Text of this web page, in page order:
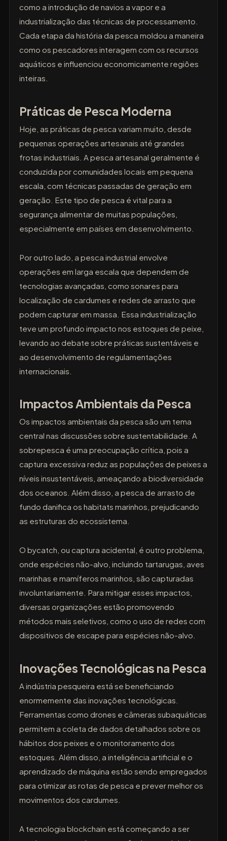
como a introdução de navios a vapor e a
industrialização das técnicas de processamento.
Cada etapa da história da pesca moldou a maneira
como os pescadores interagem com os recursos
aquáticos e influenciou economicamente regiões
inteiras.
Práticas de Pesca Moderna
Hoje, as práticas de pesca variam muito, desde
pequenas operações artesanais até grandes
frotas industriais. A pesca artesanal geralmente é
conduzida por comunidades locais em pequena
escala, com técnicas passadas de geração em
geração. Este tipo de pesca é vital para a
segurança alimentar de muitas populações,
especialmente em países em desenvolvimento.
Por outro lado, a pesca industrial envolve
operações em larga escala que dependem de
tecnologias avançadas, como sonares para
localização de cardumes e redes de arrasto que
podem capturar em massa. Essa industrialização
teve um profundo impacto nos estoques de peixe,
levando ao debate sobre práticas sustentáveis e
ao desenvolvimento de regulamentações
internacionais.
Impactos Ambientais da Pesca
Os impactos ambientais da pesca são um tema
central nas discussões sobre sustentabilidade. A
sobrepesca é uma preocupação crítica, pois a
captura excessiva reduz as populações de peixes a
níveis insustentáveis, ameaçando a biodiversidade
dos oceanos. Além disso, a pesca de arrasto de
fundo danifica os habitats marinhos, prejudicando
as estruturas do ecossistema.
O bycatch, ou captura acidental, é outro problema,
onde espécies não-alvo, incluindo tartarugas, aves
marinhas e mamíferos marinhos, são capturadas
involuntariamente. Para mitigar esses impactos,
diversas organizações estão promovendo
métodos mais seletivos, como o uso de redes com
dispositivos de escape para espécies não-alvo.
Inovações Tecnológicas na Pesca
A indústria pesqueira está se beneficiando
enormemente das inovações tecnológicas.
Ferramentas como drones e câmeras subaquáticas
permitem a coleta de dados detalhados sobre os
hábitos dos peixes e o monitoramento dos
estoques. Além disso, a inteligência artificial e o
aprendizado de máquina estão sendo empregados
para otimizar as rotas de pesca e prever melhor os
movimentos dos cardumes.
A tecnologia blockchain está começando a ser